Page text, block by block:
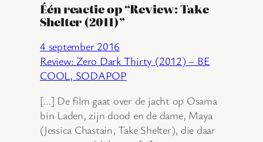
Één reactie op “Review: Take
Shelter (2011)”
4 september 2016
Review: Zero Dark Thirty (2012) – BE
COOL, SODAPOP
[…] De film gaat over de jacht op Osama
bin Laden, zijn dood en de dame, Maya
(Jessica Chastain, Take Shelter), die daar